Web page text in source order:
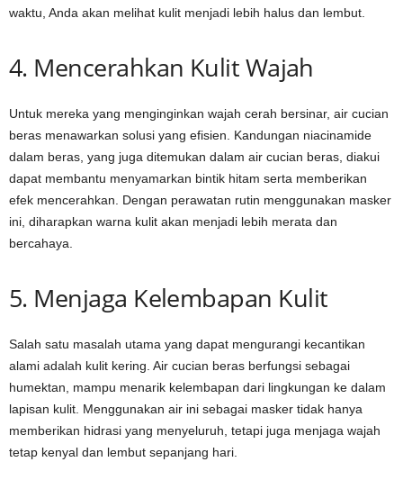
waktu, Anda akan melihat kulit menjadi lebih halus dan lembut.
4. Mencerahkan Kulit Wajah
Untuk mereka yang menginginkan wajah cerah bersinar, air cucian
beras menawarkan solusi yang efisien. Kandungan niacinamide
dalam beras, yang juga ditemukan dalam air cucian beras, diakui
dapat membantu menyamarkan bintik hitam serta memberikan
efek mencerahkan. Dengan perawatan rutin menggunakan masker
ini, diharapkan warna kulit akan menjadi lebih merata dan
bercahaya.
5. Menjaga Kelembapan Kulit
Salah satu masalah utama yang dapat mengurangi kecantikan
alami adalah kulit kering. Air cucian beras berfungsi sebagai
humektan, mampu menarik kelembapan dari lingkungan ke dalam
lapisan kulit. Menggunakan air ini sebagai masker tidak hanya
memberikan hidrasi yang menyeluruh, tetapi juga menjaga wajah
tetap kenyal dan lembut sepanjang hari.